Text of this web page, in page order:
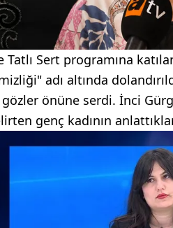
Tatlı Sert programına
adı altında
önüne serdi. İnci
genç kadının